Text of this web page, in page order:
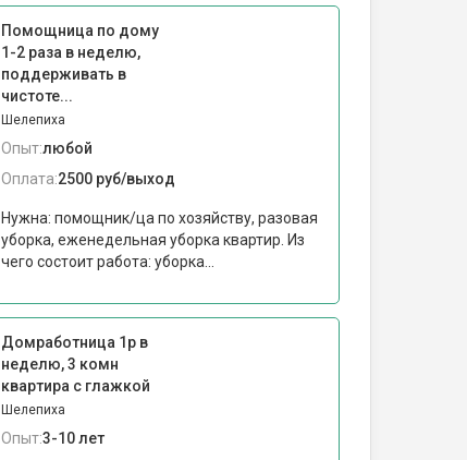
Помощница по дому
1-2 раза в неделю,
поддерживать в
чистоте...
Шелепиха
Опыт:любой
Оплата:2500 руб/выход
Нужна: помощник/ца по хозяйству, разовая
уборка, еженедельная уборка квартир. Из
чего состоит работа: уборка...
Домработница 1р в
неделю, 3 комн
квартира с глажкой
Шелепиха
Опыт:3-10 лет